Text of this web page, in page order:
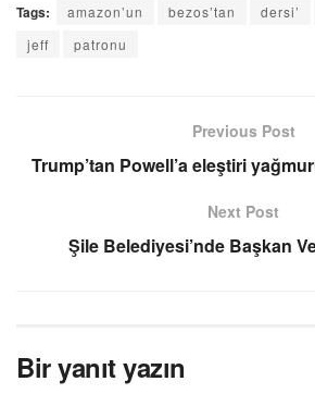
Tags: amazon’un bezos’tan dersi’
jeff
patronu
Previous Post
Trump’tan Powell’a eleştiri
Next Post
Şile Belediyesi’nde Başkan
Bir yanıt yazın